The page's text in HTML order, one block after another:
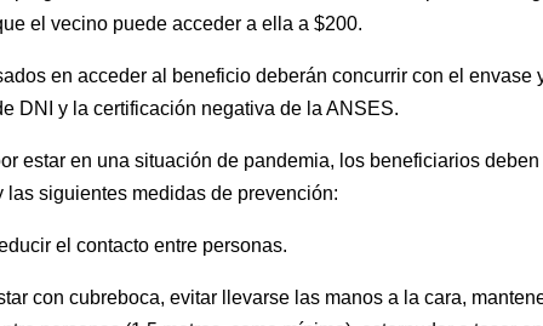
el vecino puede acceder a ella a $200.
en acceder al beneficio deberán concurrir con el envase
DNI y la certificación negativa de la ANSES.
estar en una situación de pandemia, los beneficiarios
las siguientes medidas de prevención:
el contacto entre personas.
cubreboca, evitar llevarse las manos a la cara,